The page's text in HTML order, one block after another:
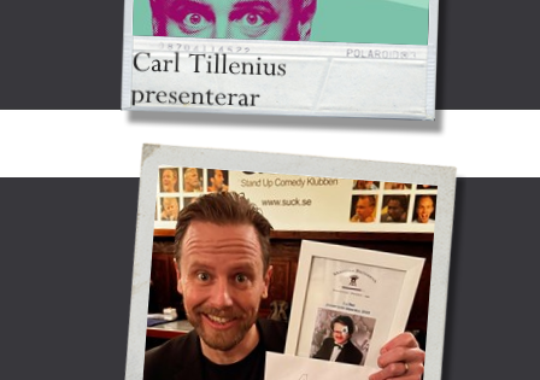
Musiken, dramatiken, komiken och
magiken